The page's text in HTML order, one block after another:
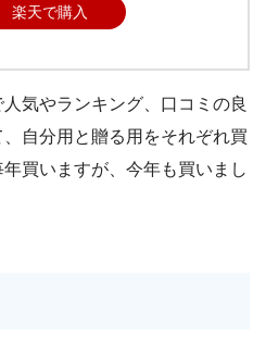
楽天で購入
気やランキング、口コミの良
自分用と贈る用をそれぞれ買
買いますが、今年も買いまし